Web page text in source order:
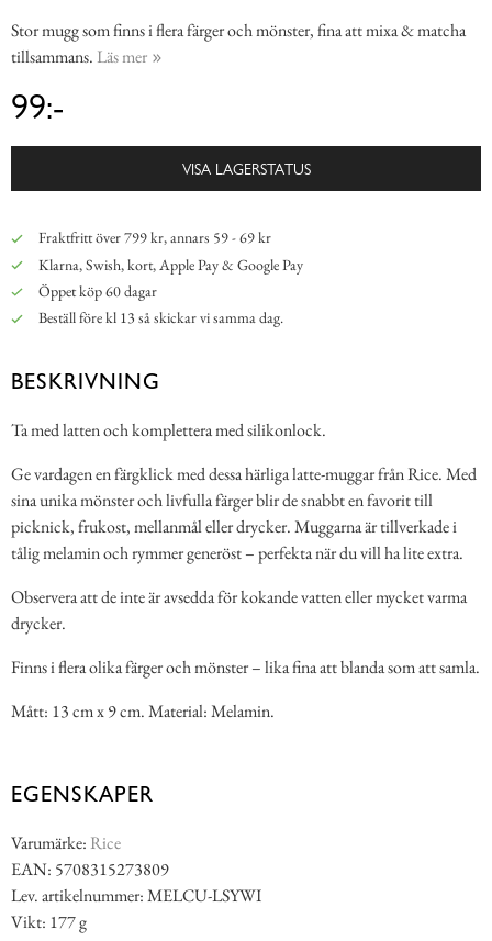
Stor mugg som finns i flera färger och mönster, fina att mixa & matcha
tillsammans. Läs mer
99:-
VISA LAGERSTATUS
Fraktfritt över 799 kr, annars 59 - 69 kr
Klarna, Swish, kort, Apple Pay & Google Pay
Öppet köp 60 dagar
Beställ före kl 13 så skickar vi samma dag.
BESKRIVNING
Ta med latten och komplettera med silikonlock.
Ge vardagen en färgklick med dessa härliga latte-muggar från Rice. Med
sina unika mönster och livfulla färger blir de snabbt en favorit till
picknick, frukost, mellanmål eller drycker. Muggarna är tillverkade i
tålig melamin och rymmer generöst – perfekta när du vill ha lite extra.
Observera att de inte är avsedda för kokande vatten eller mycket varma
drycker.
Finns i flera olika färger och mönster – lika fina att blanda som att samla.
Mått: 13 cm x 9 cm. Material: Melamin.
EGENSKAPER
Varumärke: Rice
EAN: 5708315273809
Lev. artikelnummer: MELCU-LSYWI
Vikt: 177 g